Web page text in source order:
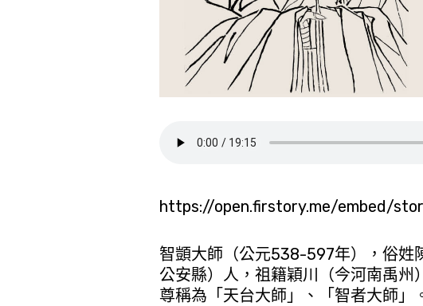
https://open.firstory.me/embed/
智顗大師（公元538-597年），俗姓
公安縣）人，祖籍穎川（今河南禹
尊稱為「天台大師」、「智者大師」